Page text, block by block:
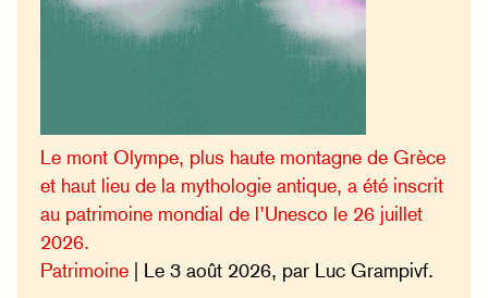
Le mont Olympe, plus haute montagne de Grèce
et haut lieu de la mythologie antique, a été inscrit
au patrimoine mondial de l’Unesco le 26 juillet
2026.
Patrimoine | Le 3 août 2026, par Luc Grampivf.